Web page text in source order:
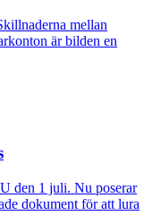
mellan
är bilden en
den 1 juli. Nu poserar
dokument för att lura